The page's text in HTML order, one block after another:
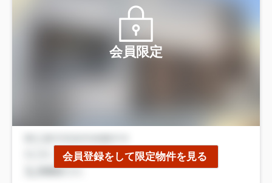
会員限定
会員登録をして限定物件を見る